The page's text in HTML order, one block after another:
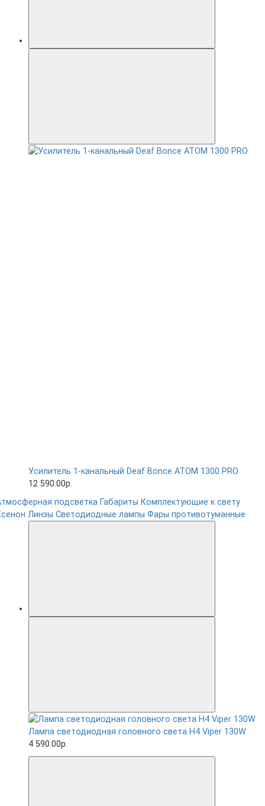
Усилитель 1-канальный Deaf Bonce ATOM 1300 PRO
12 590.00р.
подсветка Габариты Комплектующие к свету
Линзы Светодиодные лампы Фары противотуманные
Лампа светодиодная головного света H4 Viper 130W
4 590.00р.